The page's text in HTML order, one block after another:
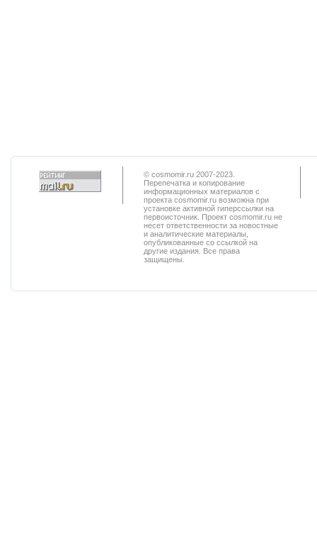
© cosmomir.ru 2007-2023.
Перепечатка и копирование
информационных материалов с
проекта cosmomir.ru возможна при
установке активной гиперссылки на
первоисточник. Проект cosmomir.ru не
несет ответственности за новостные
и аналитические материалы,
опубликованные со ссылкой на
другие издания. Все права
защищены.